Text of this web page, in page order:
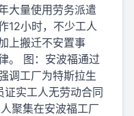
大量使用劳务派遣
12小时，不少工人
上搬迁不安置事
。 图：安波福通过
调工厂为特斯拉生
实工人无劳动合同
聚集在安波福工厂